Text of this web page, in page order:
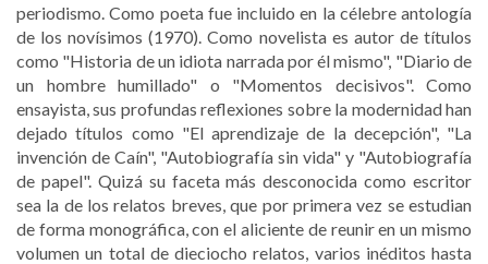
periodismo. Como poeta fue incluido en la célebre antología
de los novísimos (1970). Como novelista es autor de títulos
como "Historia de un idiota narrada por él mismo", "Diario de
un hombre humillado" o "Momentos decisivos". Como
ensayista, sus profundas reflexiones sobre la modernidad han
dejado títulos como "El aprendizaje de la decepción", "La
invención de Caín", "Autobiografía sin vida" y "Autobiografía
de papel". Quizá su faceta más desconocida como escritor
sea la de los relatos breves, que por primera vez se estudian
de forma monográfica, con el aliciente de reunir en un mismo
volumen un total de dieciocho relatos, varios inéditos hasta